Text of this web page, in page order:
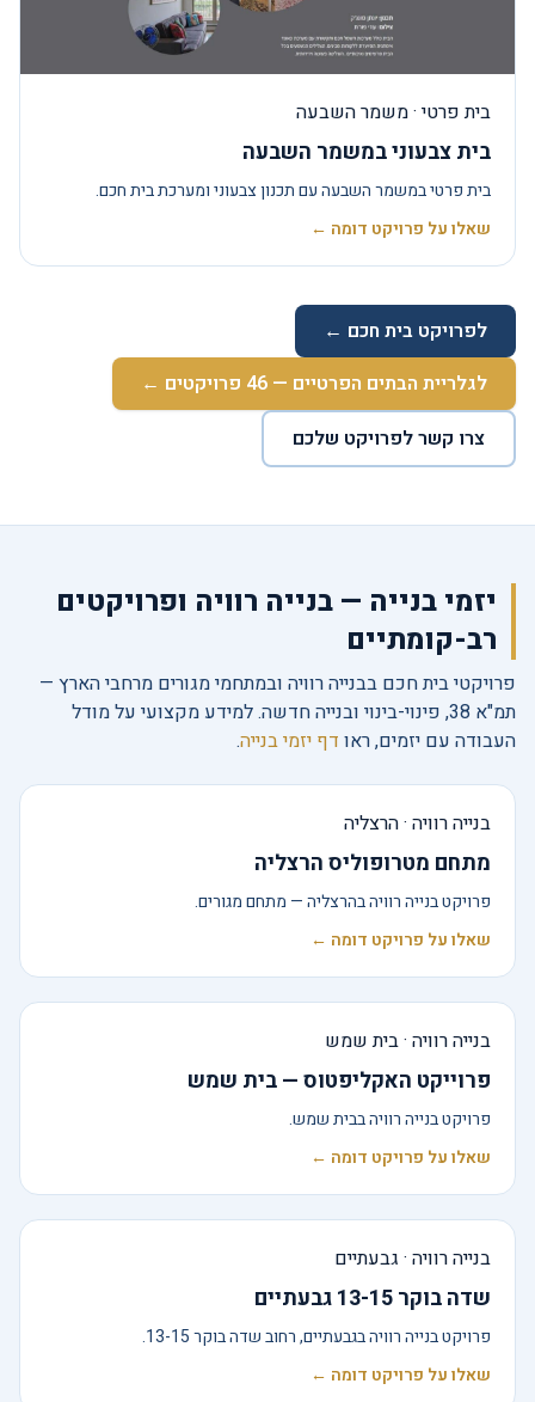
בית פרטי · משמר השבעה
בית צבעוני במשמר השבעה
בית פרטי במשמר השבעה עם תכנון צבעוני ומערכת בית חכם.
שאלו על פרויקט דומה ←
לפרויקט בית חכם ←
לגלריית הבתים הפרטיים — 46 פרויקטים ←
צרו קשר לפרויקט שלכם
יזמי בנייה — בנייה רוויה ופרויקטים
רב-קומתיים
פרויקטי בית חכם בבנייה רוויה ובמתחמי מגורים מרחבי הארץ —
תמ"א 38, פינוי-בינוי ובנייה חדשה. למידע מקצועי על מודל
העבודה עם יזמים, ראו דף יזמי בנייה.
בנייה רוויה · הרצליה
מתחם מטרופוליס הרצליה
פרויקט בנייה רוויה בהרצליה — מתחם מגורים.
שאלו על פרויקט דומה ←
בנייה רוויה · בית שמש
פרוייקט האקליפטוס — בית שמש
פרויקט בנייה רוויה בבית שמש.
שאלו על פרויקט דומה ←
בנייה רוויה · גבעתיים
שדה בוקר 13-15 גבעתיים
פרויקט בנייה רוויה בגבעתיים, רחוב שדה בוקר 13-15.
שאלו על פרויקט דומה ←